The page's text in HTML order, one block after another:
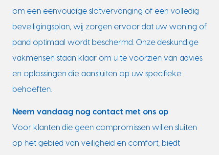
om een eenvoudige slotvervanging of een volledig
beveiligingsplan, wij zorgen ervoor dat uw woning of
pand optimaal wordt beschermd. Onze deskundige
vakmensen staan klaar om u te voorzien van advies
en oplossingen die aansluiten op uw specifieke
behoeften.
Neem vandaag nog contact met ons op
Voor klanten die geen compromissen willen sluiten
op het gebied van veiligheid en comfort, biedt